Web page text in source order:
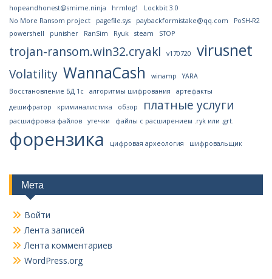
hopeandhonest@smime.ninja
hrmlog1
Lockbit 3.0
No More Ransom project
pagefile.sys paybackformistake@qq.com
PoSH-R2
powershell
punisher RanSim Ryuk steam STOP
trojan-ransom.win32.cryakl v170720 virusnet
Volatility WannaCash winamp
YARA
Восстановление БД 1с
алгоритмы шифрования
артефакты
дешифратор
криминалистика обзор платные услуги
расшифровка файлов утечки файлы с расширением .ryk или .grt.
форензика цифровая археология шифровальщик
Мета
Войти
Лента записей
Лента комментариев
WordPress.org